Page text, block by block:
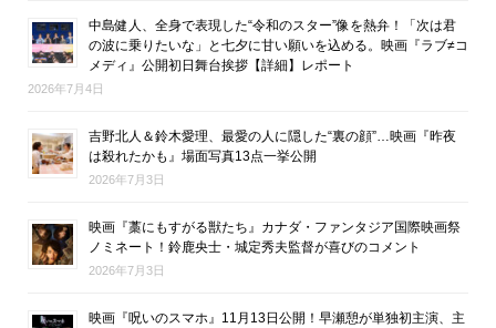
中島健人、全身で表現した“令和のスター”像を熱弁！「次は君
の波に乗りたいな」と七夕に甘い願いを込める。映画『ラブ≠コ
メディ』公開初日舞台挨拶【詳細】レポート
2026年7月4日
吉野北人＆鈴木愛理、最愛の人に隠した“裏の顔”…映画『昨夜
は殺れたかも』場面写真13点一挙公開
2026年7月3日
映画『藁にもすがる獣たち』カナダ・ファンタジア国際映画祭
ノミネート！鈴鹿央士・城定秀夫監督が喜びのコメント
2026年7月3日
映画『呪いのスマホ』11月13日公開！早瀬憩が単独初主演、主